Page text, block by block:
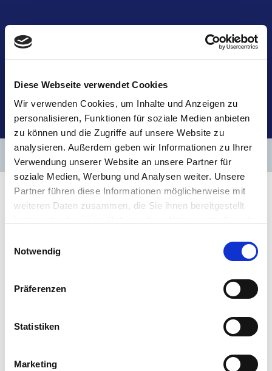
Diese Webseite verwendet Cookies
Wir verwenden Cookies, um Inhalte und Anzeigen zu
personalisieren, Funktionen für soziale Medien anbieten
zu können und die Zugriffe auf unsere Website zu
analysieren. Außerdem geben wir Informationen zu Ihrer
Verwendung unserer Website an unsere Partner für
soziale Medien, Werbung und Analysen weiter. Unsere
Partner führen diese Informationen möglicherweise mit
weiteren Daten zusammen, die Sie ihnen bereitgestellt
Notwendig
Präferenzen
Statistiken
Marketing
Bethel im Norden
Eingliederungshilfe im Landkreis Diepholz
Tagesstätte
Möbelkaufhaus Hin & Weg
Integrationsberatung
LAGE & UMGEBUNG
KONTAKT